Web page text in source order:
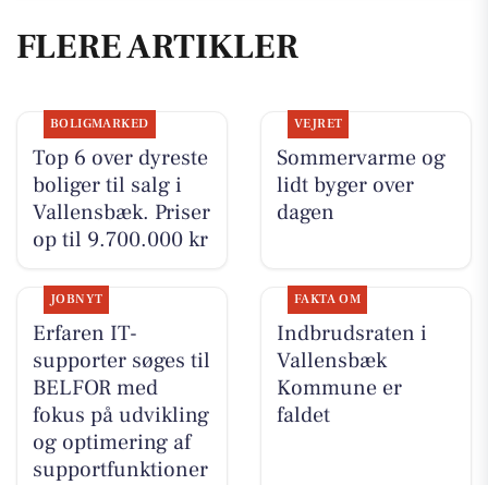
FLERE ARTIKLER
BOLIGMARKED
Top 6 over dyreste
boliger til salg i
Vallensbæk. Priser
op til 9.700.000 kr
VEJRET
Sommervarme og
lidt byger over
dagen
JOBNYT
Erfaren IT-
supporter søges til
BELFOR med
fokus på udvikling
og optimering af
supportfunktioner
FAKTA OM
Indbrudsraten i
Vallensbæk
Kommune er
faldet